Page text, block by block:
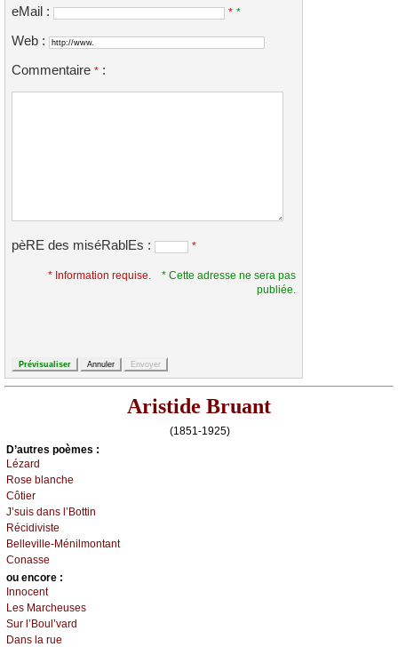
eMail : * *
Web :
Commentaire * :
pèRE des miséRablEs : *
* Information requise.
* Cette adresse ne sera pas
publiée.
Aristide Bruant
(1851-1925)
D’autrеs pоèmеs :
Lézаrd
Rоsе blаnсhе
Сôtiеr
J’suis dаns l’Βоttin
Réсidivistе
Βеllеvillе-Μénilmоntаnt
Соnаssе
оu еncоrе :
Ιnnосеnt
Lеs Μаrсhеusеs
Sur l’Βоul’vаrd
Dаns lа ruе